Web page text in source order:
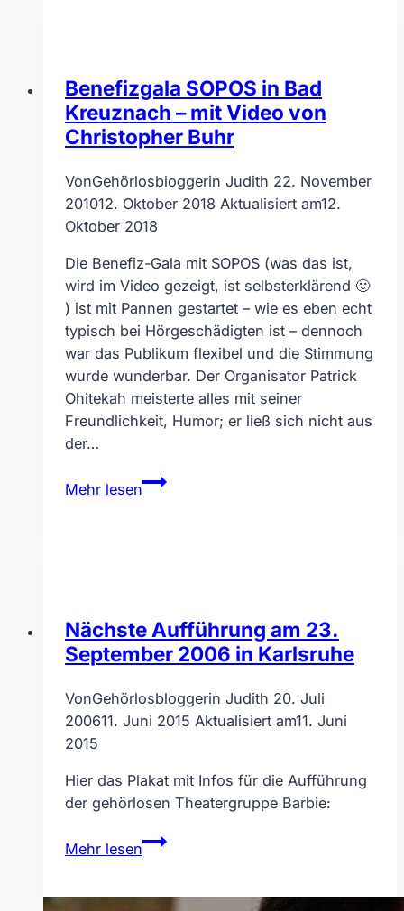
Benefizgala SOPOS in Bad
Kreuznach – mit Video von
Christopher Buhr
VonGehörlosbloggerin Judith 22. November
201012. Oktober 2018 Aktualisiert am12.
Oktober 2018
Die Benefiz-Gala mit SOPOS (was das ist,
wird im Video gezeigt, ist selbsterklärend 🙂
) ist mit Pannen gestartet – wie es eben echt
typisch bei Hörgeschädigten ist – dennoch
war das Publikum flexibel und die Stimmung
wurde wunderbar. Der Organisator Patrick
Ohitekah meisterte alles mit seiner
Freundlichkeit, Humor; er ließ sich nicht aus
der…
Mehr lesen
Benefizgala
SOPOS
Video
von
Buhr
Nächste Aufführung am 23.
September 2006 in Karlsruhe
VonGehörlosbloggerin Judith 20. Juli
200611. Juni 2015 Aktualisiert am11. Juni
2015
Hier das Plakat mit Infos für die Aufführung
der gehörlosen Theatergruppe Barbie:
Mehr lesen
Nächste
Aufführung